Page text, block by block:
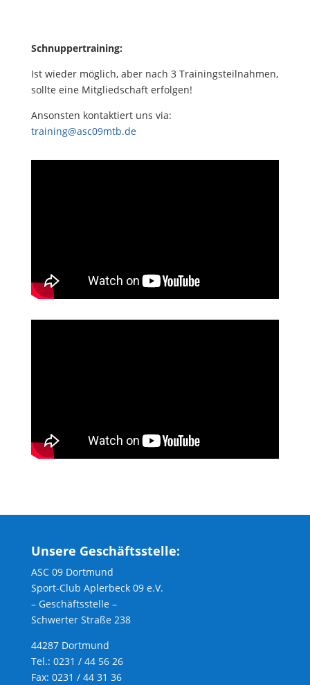
Schnuppertraining:
Ist wieder möglich, aber nach 3 Trainingsteilnahmen,
sollte eine Mitgliedschaft erfolgen!
Ansonsten kontaktiert uns via:
training@asc09mtb.de
Unsere Geschäftsstelle:
ASC 09 Dortmund
Sport-Club Aplerbeck 09 e.V.
– Geschäftsstelle –
Schwerter Straße 238
44287 Dortmund
Tel.: 0231 / 44 56 26
Fax: 0231 / 44 31 36